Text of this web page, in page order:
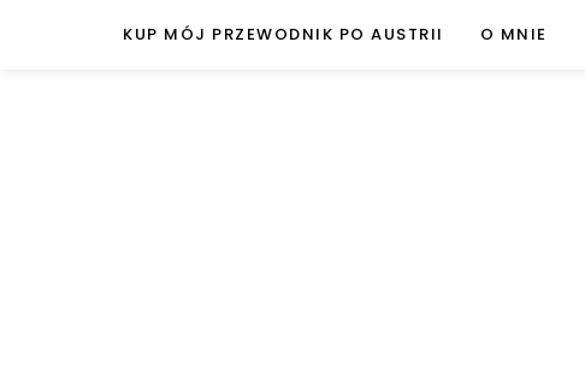
KUP MÓJ PRZEWODNIK PO AUSTRII O MNIE